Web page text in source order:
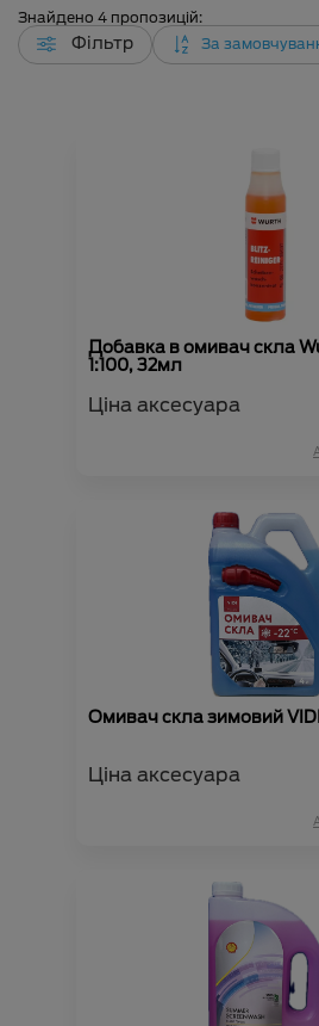
Знайдено 4 пропозицій:
Фільтр
Добавка в омивач скла
1:100, 32мл
Ціна аксесуара
Омивач скла зимовий
Ціна аксесуара